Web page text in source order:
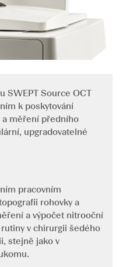
SWEPT Source OCT
k poskytování
měření předního
upgradovatelné
pracovním
rohovky a
a výpočet nitrooční
v chirurgii šedého
stejně jako v